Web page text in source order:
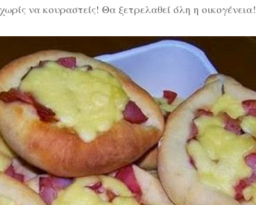
να κουραστείς! Θα ξετρελαθεί όλη η οικογένεια!